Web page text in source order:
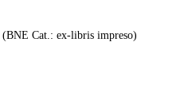
(BNE Cat.: ex-libris impreso)